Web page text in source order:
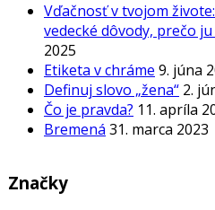
Vďačnosť v tvojom
vedecké dôvody, prečo
2025
Etiketa v chráme 9. júna
Definuj slovo „žena“ 2.
Čo je pravda? 11. apríla
Bremená 31. marca 2023
Značky